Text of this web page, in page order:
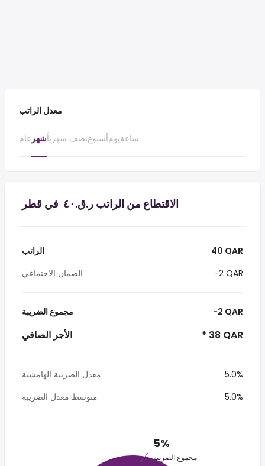
معدل الراتب
عام شهرنصف شهرياًأسبوعيومساعة
الاقتطاع من الراتب ر.ق.‏٤٠ ‏ في قطر
الراتب
40 QAR
الضمان الاجتماعي
-2 QAR
مجموع الضريبة -2 QAR
الأجر الصافي * 38 QAR
معدل الضريبة الهامشية
5.0%
متوسط معدل الضريبة
5.0%
5%
مجموع الضريبة